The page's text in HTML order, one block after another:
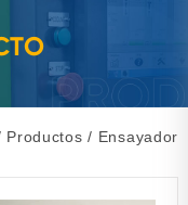
Productos / Ensayador